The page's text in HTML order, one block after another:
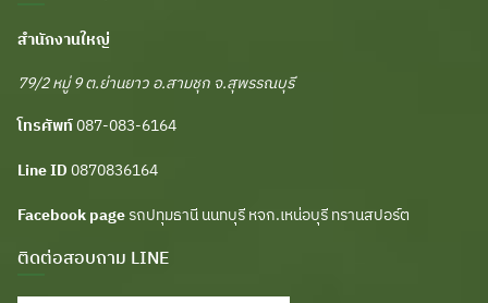
สำนักงานใหญ่
79/2 หมู่ 9 ต.ย่านยาว อ.สามชุก จ.สุพรรณบุรี
โทรศัพท์087-083-6164
Line ID 0870836164
Facebook page รถปทุมธานี นนทบุรี หจก.เหน่อบุรี ทรานสปอร์ต
ติดต่อสอบถาม LINE